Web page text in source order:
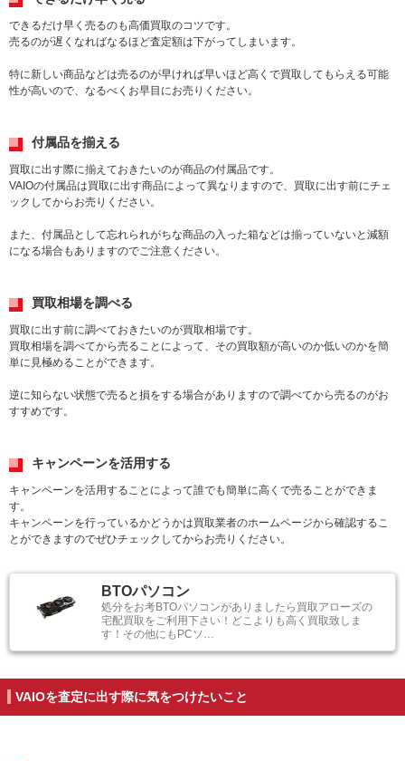
できるだけ早く売るのも高価買取のコツです。
売るのが遅くなればなるほど査定額は下がってしまいます。
特に新しい商品などは売るのが早ければ早いほど高くで買取してもらえる可能
性が高いので、なるべくお早目にお売りください。
付属品を揃える
買取に出す際に揃えておきたいのが商品の付属品です。
VAIOの付属品は買取に出す商品によって異なりますので、買取に出す前にチェ
ックしてからお売りください。
また、付属品として忘れられがちな商品の入った箱などは揃っていないと減額
になる場合もありますのでご注意ください。
買取相場を調べる
買取に出す前に調べておきたいのが買取相場です。
買取相場を調べてから売ることによって、その買取額が高いのか低いのかを簡
単に見極めることができます。
逆に知らない状態で売ると損をする場合がありますので調べてから売るのがお
すすめです。
キャンペーンを活用する
キャンペーンを活用することによって誰でも簡単に高くで売ることができま
す。
キャンペーンを行っているかどうかは買取業者のホームページから確認するこ
とができますのでぜひチェックしてからお売りください。
BTOパソコン
処分をお考BTOパソコンがありましたら買取アローズの
宅配買取をご利用下さい！どこよりも高く買取致しま
す！その他にもPCソ…
VAIOを査定に出す際に気をつけたいこと